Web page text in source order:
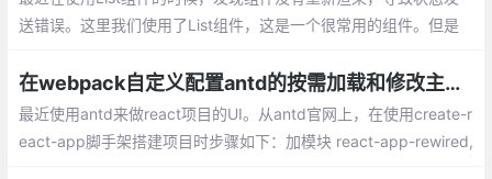
送错误。这里我们使用了List组件，这是一个很常用的组件。但是
在webpack自定义配置antd的按需加载和修改主题色
最近使用antd来做react项目的UI。从antd官网上，在使用create-r
eact-app脚手架搭建项目时步骤如下：加模块 react-app-rewired,